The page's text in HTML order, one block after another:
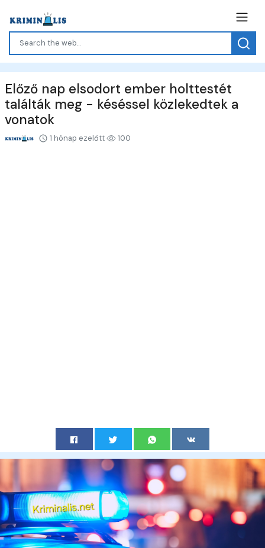
Előző nap elsodort ember holttestét
találták meg - késéssel közlekedtek a
vonatok
1 hónap ezelőtt 100